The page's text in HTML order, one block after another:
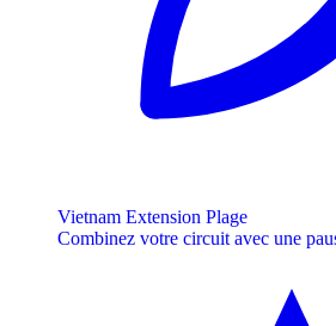
Vietnam Extension Plage
Combinez votre circuit avec une